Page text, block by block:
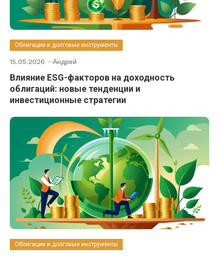
Облигации и долговые инструменты
15.05.2026 Андрей
Влияние ESG-факторов на доходность
облигаций: новые тенденции и
инвестиционные стратегии
Облигации и долговые инструменты